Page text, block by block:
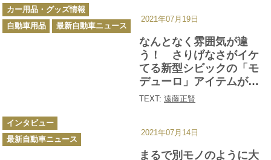
なんとなく雰囲気が違
う！ さりげなさがイケ
てる新型シビックの「モ
デューロ」アイテムが熱
い
TEXT: 遠藤正賢
カ
テ
ゴ
リ
ー
カー用品・グッズ情報
自動車用品
最新自動車ニュース
2021年07月19日
まるで別モノのように大
カ
テ
ゴ
リ
ー
インタビュー
最新自動車ニュース
2021年07月14日